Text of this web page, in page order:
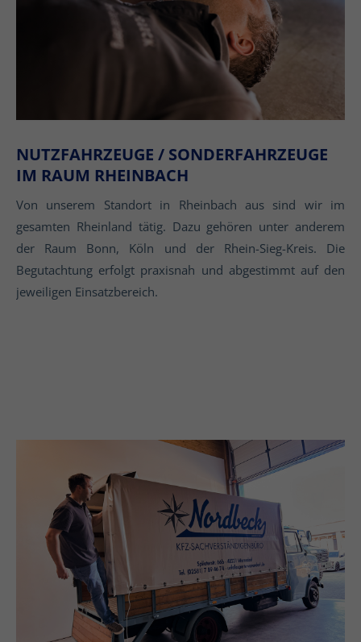
NUTZFAHRZEUGE / SONDERFAHRZEUGE
IM RAUM RHEINBACH
Von unserem Standort in Rheinbach aus sind wir im
gesamten Rheinland tätig. Dazu gehören unter anderem
der Raum Bonn, Köln und der Rhein-Sieg-Kreis. Die
Begutachtung erfolgt praxisnah und abgestimmt auf den
jeweiligen Einsatzbereich.